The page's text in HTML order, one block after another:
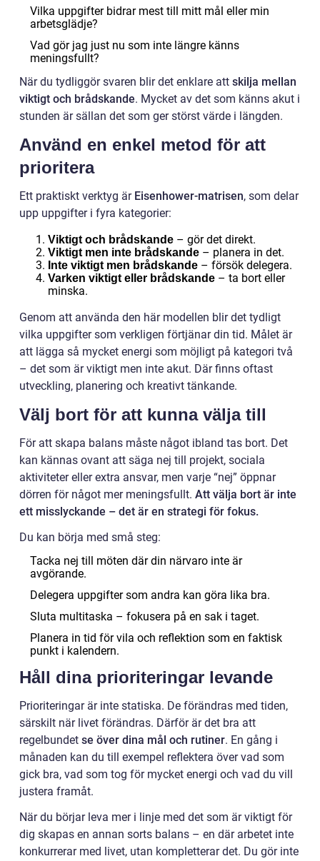
Vilka uppgifter bidrar mest till mitt mål eller min
arbetsglädje?
Vad gör jag just nu som inte längre känns
meningsfullt?
När du tydliggör svaren blir det enklare att skilja mellan
viktigt och brådskande. Mycket av det som känns akut i
stunden är sällan det som ger störst värde i längden.
Använd en enkel metod för att
prioritera
Ett praktiskt verktyg är Eisenhower-matrisen, som delar
upp uppgifter i fyra kategorier:
Viktigt och brådskande – gör det direkt.
Viktigt men inte brådskande – planera in det.
Inte viktigt men brådskande – försök delegera.
Varken viktigt eller brådskande – ta bort eller
minska.
Genom att använda den här modellen blir det tydligt
vilka uppgifter som verkligen förtjänar din tid. Målet är
att lägga så mycket energi som möjligt på kategori två
– det som är viktigt men inte akut. Där finns oftast
utveckling, planering och kreativt tänkande.
Välj bort för att kunna välja till
För att skapa balans måste något ibland tas bort. Det
kan kännas ovant att säga nej till projekt, sociala
aktiviteter eller extra ansvar, men varje “nej” öppnar
dörren för något mer meningsfullt. Att välja bort är inte
ett misslyckande – det är en strategi för fokus.
Du kan börja med små steg:
Tacka nej till möten där din närvaro inte är
avgörande.
Delegera uppgifter som andra kan göra lika bra.
Sluta multitaska – fokusera på en sak i taget.
Planera in tid för vila och reflektion som en faktisk
punkt i kalendern.
Håll dina prioriteringar levande
Prioriteringar är inte statiska. De förändras med tiden,
särskilt när livet förändras. Därför är det bra att
regelbundet se över dina mål och rutiner. En gång i
månaden kan du till exempel reflektera över vad som
gick bra, vad som tog för mycket energi och vad du vill
justera framåt.
När du börjar leva mer i linje med det som är viktigt för
dig skapas en annan sorts balans – en där arbetet inte
konkurrerar med livet, utan kompletterar det. Du gör inte